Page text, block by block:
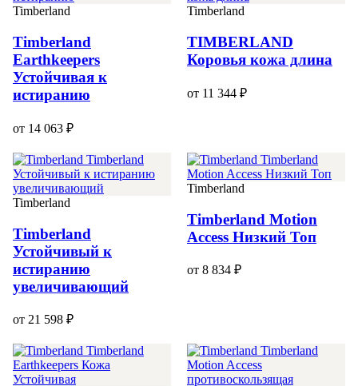
Timberland
Timberland
Earthkeepers
Устойчивая к
истиранию
от 14 063 ₽
Timberland
TIMBERLAND
Коровья кожа длина
от 11 344 ₽
Timberland
Timberland
Устойчивый к
истиранию
увеличивающий
от 21 598 ₽
Timberland
Timberland Motion
Access Низкий Топ
от 8 834 ₽